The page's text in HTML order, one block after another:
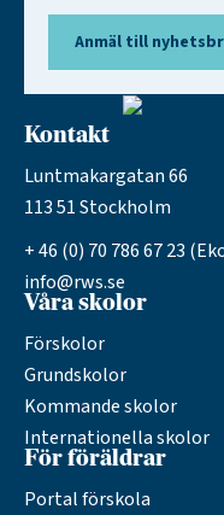
Anmäl till
Kontakt
Luntmakargatan 66
113 51 Stockholm
+ 46 (0) 70 786 67 23
info@rws.se
Våra skolor
Förskolor
Grundskolor
Kommande skolor
Internationella skolor
För föräldrar
Portal förskola